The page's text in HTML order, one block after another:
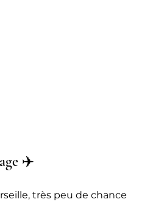
✈️
très peu de chance